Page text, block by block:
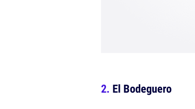
El Bodeguero